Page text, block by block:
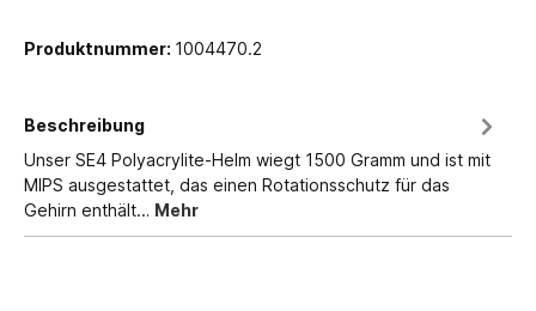
Produktnummer: 1004470.2
Beschreibung
Unser SE4 Polyacrylite-Helm wiegt 1500 Gramm und ist mit
MIPS ausgestattet, das einen Rotationsschutz für das
Gehirn enthält… Mehr